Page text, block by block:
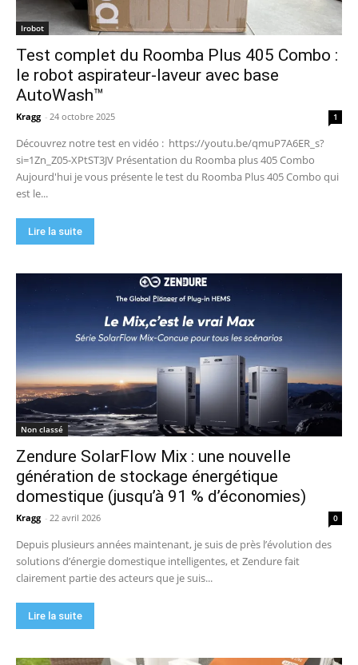
UGREEN NASync DXP4800 Pro : le NAS qui va
faire trembler Synology et QNAP ?! (Test
complet)
17:42
🏆 Sunseeker S4 : le robot tondeuse sans câble
ni RTK qui cartographie votre jardin tout seul.
09:48
d'énergie compacte… elle m'a bluffé !
Irobot
Test complet du Roomba Plus 405 Combo :
le robot aspirateur-laveur avec base
AutoWash™
Kragg - 24 octobre 2025 1
Découvrez notre test en vidéo : https://youtu.be/qmuP7A6ER_s?
si=1Zn_Z05-XPtST3JV Présentation du Roomba plus 405 Combo
Aujourd'hui je vous présente le test du Roomba Plus 405 Combo qui
est le...
Lire la suite
Non classé
Zendure SolarFlow Mix : une nouvelle
génération de stockage énergétique
domestique (jusqu’à 91 % d’économies)
Kragg - 22 avril 2026 0
Depuis plusieurs années maintenant, je suis de près l’évolution des
solutions d’énergie domestique intelligentes, et Zendure fait
clairement partie des acteurs que je suis...
Lire la suite